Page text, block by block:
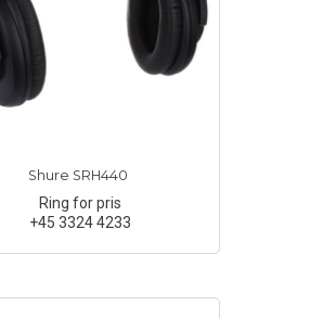
Shure SRH440
Ring for pris
+45 3324 4233